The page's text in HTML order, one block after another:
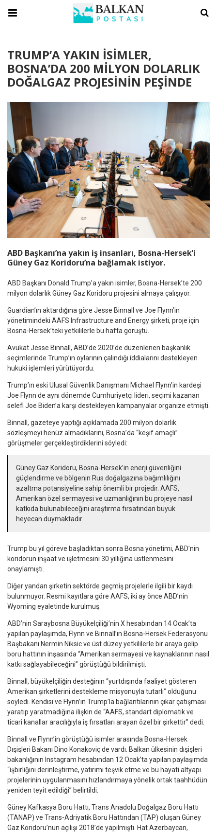
TRUMP’A YAKIN İSİMLER,
BOSNA’DA 200 MİLYON DOLARLIK
DOĞALGAZ PROJESİNİN PEŞİNDE
ABD Başkanı’na yakın iş insanları, Bosna-Hersek’i
Güney Gaz Koridoru’na bağlamak istiyor.
ABD Başkanı Donald Trump’a yakın isimler, Bosna-Hersek’te 200
milyon dolarlık Güney Gaz Koridoru projesini almaya çalışıyor.
Guardian’ın aktardığına göre Jesse Binnall ve Joe Flynn’in
yönetimindeki AAFS Infrastructure and Energy şirketi, proje için
Bosna-Hersek’teki yetkililerle bu hafta görüştü.
Avukat Jesse Binnall, ABD’de 2020’de düzenlenen başkanlık
seçimlerinde Trump’ın oylarının çalındığı iddialarını destekleyen
hukuki işlemleri yürütüyordu.
Trump’ın eski Ulusal Güvenlik Danışmanı Michael Flynn’in kardeşi
Joe Flynn de aynı dönemde Cumhuriyetçi lideri, seçimi kazanan
selefi Joe Biden’a karşı destekleyen kampanyalar organize etmişti.
Binnall, gazeteye yaptığı açıklamada 200 milyon dolarlık
sözleşmeyi henüz almadıklarını, Bosna’da “keşif amaçlı”
görüşmeler gerçekleştirdiklerini söyledi:
Güney Gaz Koridoru, Bosna-Hersek’in enerji güvenliğini
güçlendirme ve bölgenin Rus doğalgazına bağımlılığını
azaltma potansiyeline sahip önemli bir projedir. AAFS,
Amerikan özel sermayesi ve uzmanlığının bu projeye nasıl
katkıda bulunabileceğini araştırma fırsatından büyük
heyecan duymaktadır.
Trump bu yıl göreve başladıktan sonra Bosna yönetimi, ABD’nin
koridorun inşaat ve işletmesini 30 yıllığına üstlenmesini
onaylamıştı.
Diğer yandan şirketin sektörde geçmiş projelerle ilgili bir kaydı
bulunmuyor. Resmi kayıtlara göre AAFS, iki ay önce ABD’nin
Wyoming eyaletinde kurulmuş.
ABD’nin Saraybosna Büyükelçiliği’nin X hesabından 14 Ocak’ta
yapılan paylaşımda, Flynn ve Binnall’ın Bosna-Hersek Federasyonu
Başbakanı Nermin Niksic ve üst düzey yetkililerle bir araya gelip
boru hattının inşasında “Amerikan sermayesi ve kaynaklarının nasıl
katkı sağlayabileceğini” görüştüğü bildirilmişti.
Binnall, büyükelçiliğin desteğinin “yurtdışında faaliyet gösteren
Amerikan şirketlerini destekleme misyonuyla tutarlı” olduğunu
söyledi. Kendisi ve Flynn’in Trump’la bağlantılarının çıkar çatışması
yaratıp yaratmadığına ilişkin de “AAFS, standart diplomatik ve
ticari kanallar aracılığıyla iş fırsatları arayan özel bir şirkettir” dedi.
Binnall ve Flynn’in görüştüğü isimler arasında Bosna-Hersek
Dışişleri Bakanı Dino Konakoviç de vardı. Balkan ülkesinin dışişleri
bakanlığının Instagram hesabından 12 Ocak’ta yapılan paylaşımda
“işbirliğini derinleştirme, yatırımı teşvik etme ve bu hayati altyapı
projelerinin uygulanmasını hızlandırmaya yönelik ortak taahhüdün
yeniden teyit edildiği” belirtildi.
Güney Kafkasya Boru Hattı, Trans Anadolu Doğalgaz Boru Hattı
(TANAP) ve Trans-Adriyatik Boru Hattından (TAP) oluşan Güney
Gaz Koridoru’nun açılışı 2018’de yapılmıştı. Hat Azerbaycan,